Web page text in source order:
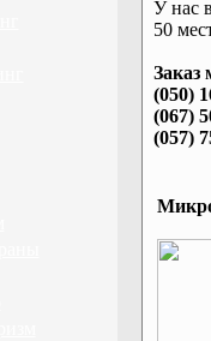
У нас
50
Заказ
(050)
(067)
(057)